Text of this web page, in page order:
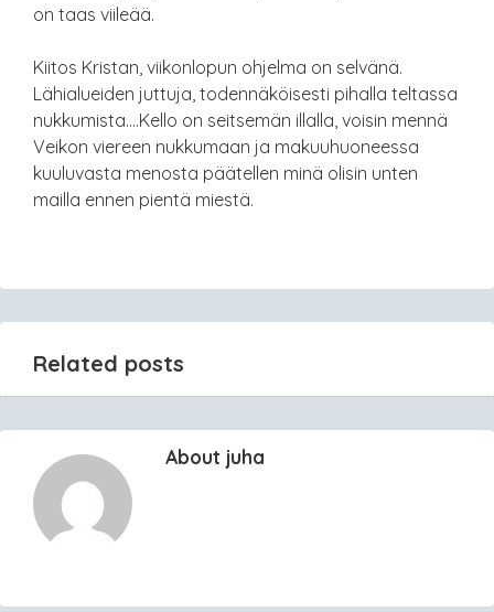
on taas viileää.
Kiitos Kristan, viikonlopun ohjelma on selvänä.
Lähialueiden juttuja, todennäköisesti pihalla teltassa
nukkumista….Kello on seitsemän illalla, voisin mennä
Veikon viereen nukkumaan ja makuuhuoneessa
kuuluvasta menosta päätellen minä olisin unten
mailla ennen pientä miestä.
Related posts
About juha